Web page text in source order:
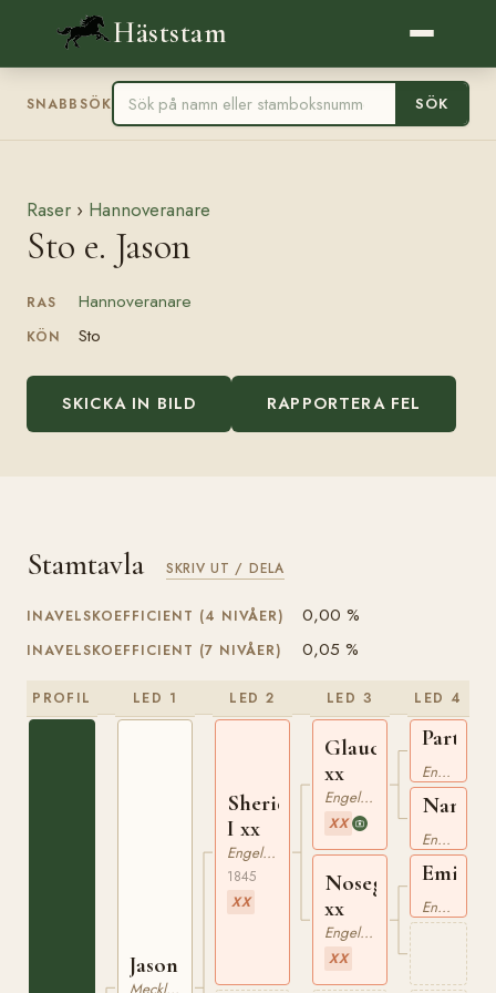
Häststam
SNABBSÖK SÖK
Raser › Hannoveranare
Sto e. Jason
RAS Hannoveranare
KÖN Sto
SKICKA IN BILD RAPPORTERA FEL
Stamtavla SKRIV UT / DELA
INAVELSKOEFFICIENT (4 NIVÅER) 0,00 %
INAVELSKOEFFICIENT (7 NIVÅER) 0,05 %
PROFIL LED 1
Jason
LED 2
Sheridan
I xx
Engelskt Fullblod
1845
XX
LED 3
Glaucus
xx
Engelskt Fullblod
XX
Nosegay
xx
Engelskt Fullblod
XX
LED 4
Partisan
xxEngelskt Fullblod
Nanine
xxEngelskt Fullblod
Emilius
xxEngelskt Fullblod